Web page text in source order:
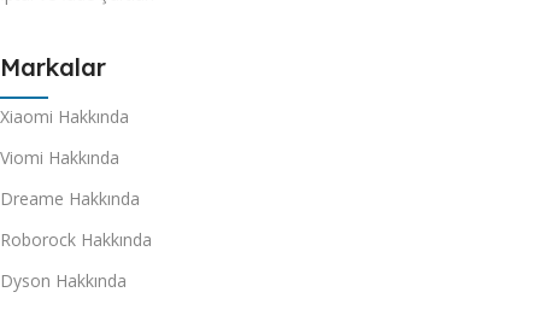
Markalar
Xiaomi Hakkında
Viomi Hakkında
Dreame Hakkında
Roborock Hakkında
Dyson Hakkında